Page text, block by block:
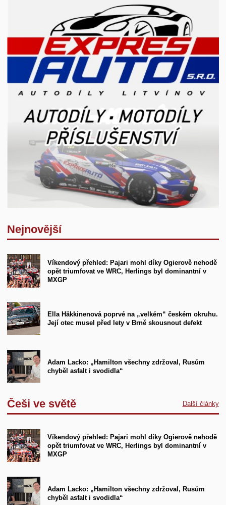
Nejnovější
Víkendový přehled: Pajari mohl díky Ogierově nehodě
opět triumfovat ve WRC, Herlings byl dominantní v
MXGP
Ella Häkkinenová poprvé na „velkém“ českém okruhu.
Její otec musel před lety v Brně skousnout defekt
Adam Lacko: „Hamilton všechny zdržoval, Rusům
chyběl asfalt i svodidla“
Češi ve světě Další články
Víkendový přehled: Pajari mohl díky Ogierově nehodě
opět triumfovat ve WRC, Herlings byl dominantní v
MXGP
Adam Lacko: „Hamilton všechny zdržoval, Rusům
chyběl asfalt i svodidla“